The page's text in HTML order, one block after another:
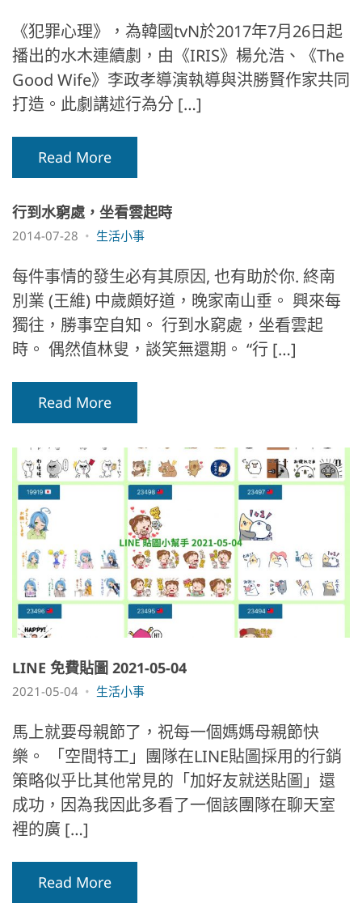
《犯罪心理》，為韓國tvN於2017年7月26日起
播出的水木連續劇，由《IRIS》楊允浩、《The
Good Wife》李政孝導演執導與洪勝賢作家共同
打造。此劇講述行為分 […]
Read More
行到水窮處，坐看雲起時
2014-07-28 生活小事
每件事情的發生必有其原因, 也有助於你. 終南
別業 (王維) 中歲頗好道，晚家南山垂。 興來每
獨往，勝事空自知。 行到水窮處，坐看雲起
時。 偶然值林叟，談笑無還期。 “行 […]
Read More
LINE 免費貼圖 2021-05-04
2021-05-04 生活小事
馬上就要母親節了，祝每一個媽媽母親節快
樂。 「空間特工」團隊在LINE貼圖採用的行銷
策略似乎比其他常見的「加好友就送貼圖」還
成功，因為我因此多看了一個該團隊在聊天室
裡的廣 […]
Read More